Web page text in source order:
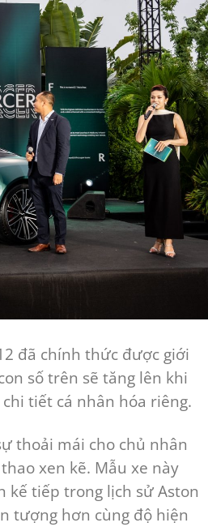
đã chính thức được giới
số trên sẽ tăng lên khi
tiết cá nhân hóa riêng.
thoải mái cho chủ nhân
xen kẽ. Mẫu xe này
kế tiếp trong lịch sử Aston
tượng hơn cùng độ hiện